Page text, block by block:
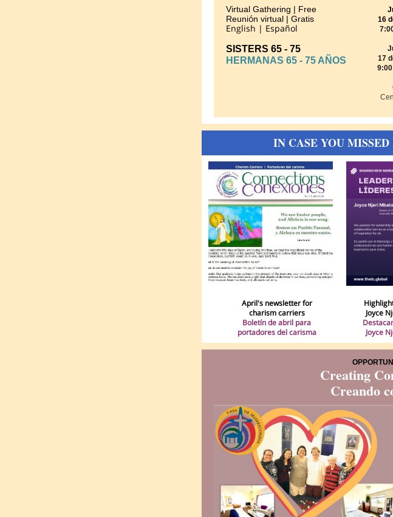
Virtual Gathering | Free
Reunión virtual | Gratis
English | Español
SISTERS 65 - 75
HERMANAS 65 - 75 AÑOS
16
17
IN CASE YOU
April's newsletter for
charism carriers
Boletín de abril para
portadores del carisma
Joyce
Joyce
Creating
Creando